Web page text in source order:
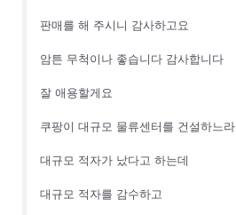
판매를 해 주시니 감사하고요
암튼 무척이나 좋습니다 감사합니다
잘 애용할게요
쿠팡이 대규모 물류센터를 건설하느라
대규모 적자가 났다고 하는데
대규모 적자를 감수하고